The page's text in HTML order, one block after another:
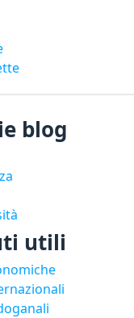
blog
utili